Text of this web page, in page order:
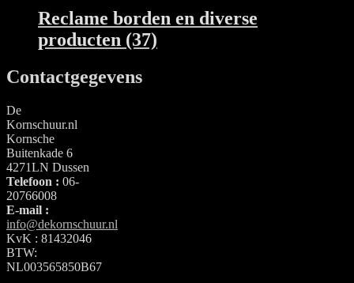
Reclame borden en diverse
producten (37)
Contactgegevens
De
Kornschuur.nl
Kornsche
Buitenkade 6
4271LN Dussen
Telefoon : 06-
20766008
E-mail :
info@dekornschuur.nl
KvK : 81432046
BTW:
NL003565850B67